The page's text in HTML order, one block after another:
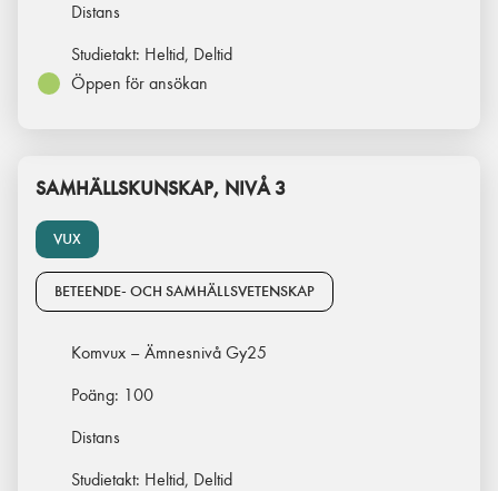
Distans
Studietakt: Heltid, Deltid
Öppen för ansökan
VUX
SAMHÄLLSKUNSKAP, NIVÅ 3
BETEENDE- OCH SAMHÄLLSVETENSKAP
Komvux – Ämnesnivå Gy25
Poäng: 100
Distans
Studietakt: Heltid, Deltid